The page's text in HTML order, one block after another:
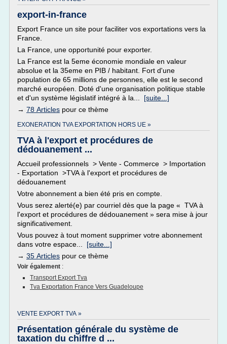
export-in-france
Export France un site pour faciliter vos exportations vers la
France.
La France, une opportunité pour exporter.
La France est la 5eme économie mondiale en valeur
absolue et la 35eme en PIB / habitant. Fort d'une
population de 65 millions de personnes, elle est le second
marché européen. Doté d'une organisation politique stable
et d'un système législatif intégré à la... [suite...]
→ 78 Articles pour ce thème
EXONERATION TVA EXPORTATION HORS UE »
TVA à l'export et procédures de
dédouanement ...
Accueil professionnels > Vente - Commerce > Importation
- Exportation >TVA à l'export et procédures de
dédouanement
Votre abonnement a bien été pris en compte.
Vous serez alerté(e) par courriel dès que la page « TVA à
l'export et procédures de dédouanement » sera mise à jour
significativement.
Vous pouvez à tout moment supprimer votre abonnement
dans votre espace... [suite...]
→ 35 Articles pour ce thème
Voir également :
Transport Export Tva
Tva Exportation France Vers Guadeloupe
VENTE EXPORT TVA »
Présentation générale du système de
taxation du chiffre d ...